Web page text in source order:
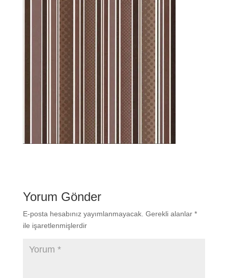
Yorum Gönder
E-posta hesabınız yayımlanmayacak. Gerekli alanlar *
ile işaretlenmişlerdir